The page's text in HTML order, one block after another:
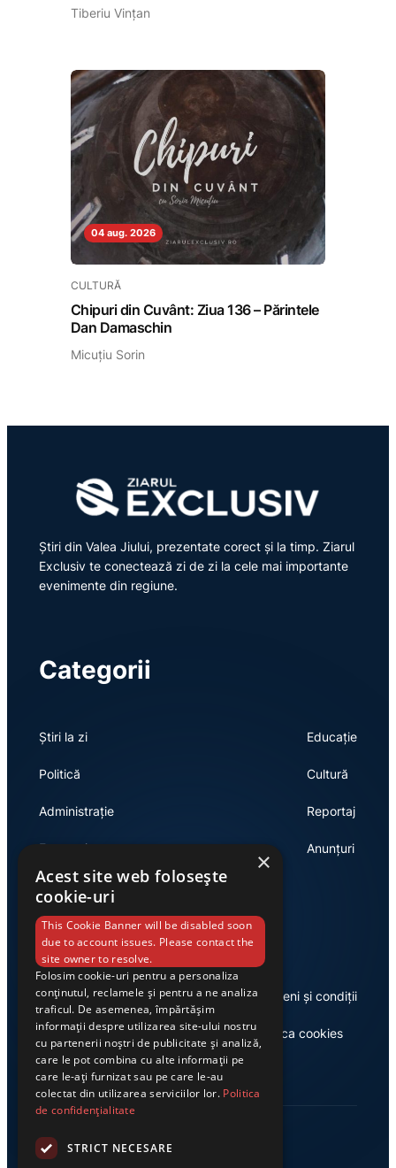
Tiberiu Vințan
04 aug. 2026
CULTURĂ
Chipuri din Cuvânt: Ziua 136 – Părintele
Dan Damaschin
Micuțiu Sorin
Știri din Valea Jiului, prezentate corect și la timp. Ziarul
Exclusiv te conectează zi de zi la cele mai importante
evenimente din regiune.
Categorii
Știri la zi
Politică
Administrație
Economie
Educație
Cultură
Reportaj
Anunțuri
Link-uri utile
Despre noi
Casa de editură Exclusiv
Termeni și condiții
Politica cookies
×
Acest site web folosește
cookie-uri
This Cookie Banner will be disabled soon
due to account issues. Please contact the
site owner to resolve.
Folosim cookie-uri pentru a personaliza
conținutul, reclamele și pentru a ne analiza
traficul. De asemenea, împărtășim
informații despre utilizarea site-ului nostru
cu partenerii noștri de publicitate și analiză,
care le pot combina cu alte informații pe
care le-ați furnizat sau pe care le-au
colectat din utilizarea serviciilor lor. Politica
de confidențialitate
STRICT NECESARE